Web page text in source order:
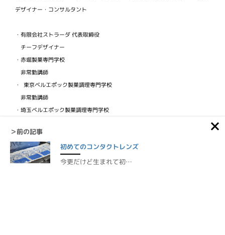
デザイナー・コンサルタント
・有限会社ストラーダ 代表取締役
チーフデザイナー
・赤堀製菓専門学校
非常勤講師
・ 東京ベルエポック製菓調理専門学校
非常勤講師
・埼玉ベルエポック製菓調理専門学校
・ビジュアルフードクリエイター協会
検定講師
＞前の記事
初めてのコンタクトレンズ
今更だけど生まれて初…